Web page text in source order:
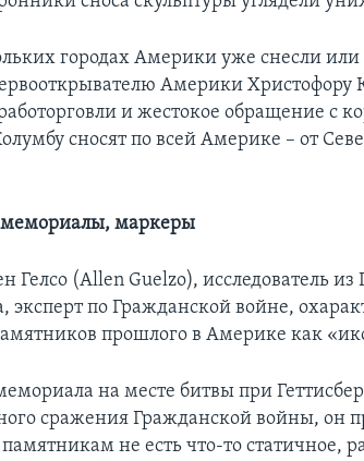
городах Америки уже снесли
Америки Христофору
и жестокое обращение с
сносят по всей Америке – от
маркеры
Гелсо (Allen Guelzo), исследователь из
эксперт по Гражданской войне,
прошлого в Америке как
на месте битвы при
сражения Гражданской войны, он
не есть что-то статичное,